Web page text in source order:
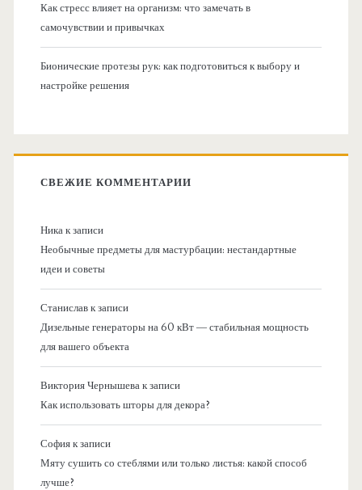
Как стресс влияет на организм: что замечать в
самочувствии и привычках
Бионические протезы рук: как подготовиться к выбору и
настройке решения
СВЕЖИЕ КОММЕНТАРИИ
Никак записи
Необычные предметы для мастурбации: нестандартные
идеи и советы
Станиславк записи
Дизельные генераторы на 60 кВт — стабильная мощность
для вашего объекта
Виктория Чернышевак записи
Как использовать шторы для декора?
Софияк записи
Мяту сушить со стеблями или только листья: какой способ
лучше?